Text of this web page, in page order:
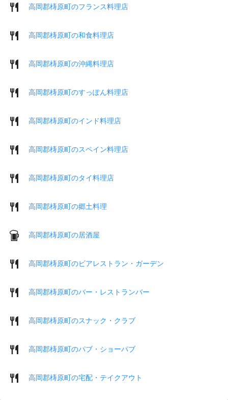
高岡郡梼原町のフランス料理店
高岡郡梼原町の和食料理店
高岡郡梼原町の沖縄料理店
高岡郡梼原町のすっぽん料理店
高岡郡梼原町のインド料理店
高岡郡梼原町のスペイン料理店
高岡郡梼原町のタイ料理店
高岡郡梼原町の郷土料理
高岡郡梼原町の居酒屋
高岡郡梼原町のビアレストラン・ガーデン
高岡郡梼原町のバー・レストランバー
高岡郡梼原町のスナック・クラブ
高岡郡梼原町のパブ・ショーパブ
高岡郡梼原町の宅配・テイクアウト